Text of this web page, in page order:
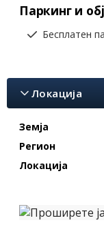
Паркинг и
Бесплатен
Локација
Земја
Регион
Локација